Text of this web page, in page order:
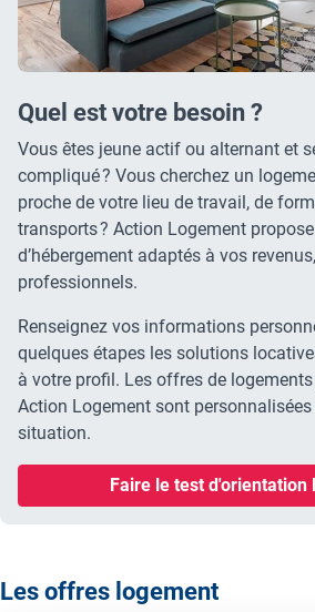
Quel est votre besoin ?
Vous êtes jeune actif ou alternant et
compliqué ? Vous cherchez un
proche de votre lieu de travail, de
transports ? Action Logement
d’hébergement adaptés à vos
professionnels.
Renseignez vos informations
quelques étapes les solutions
à votre profil. Les offres de
Action Logement sont
situation.
Faire le test d'orientation
Les offres logement